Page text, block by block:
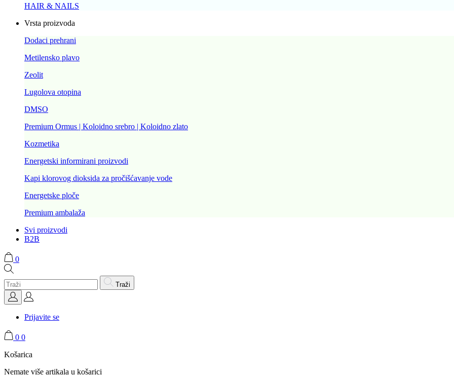
HAIR & NAILS
Vrsta proizvoda
Dodaci prehrani
Metilensko plavo
Zeolit
Lugolova otopina
DMSO
Premium Ormus | Koloidno srebro | Koloidno zlato
Kozmetika
Energetski informirani proizvodi
Kapi klorovog dioksida za pročišćavanje vode
Energetske ploče
Premium ambalaža
Svi proizvodi
B2B
0
Traži
Prijavite se
0 0
Košarica
Nemate više artikala u košarici